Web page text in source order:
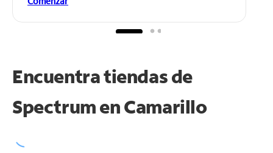
Encuentra tiendas de
Spectrum enCamarillo